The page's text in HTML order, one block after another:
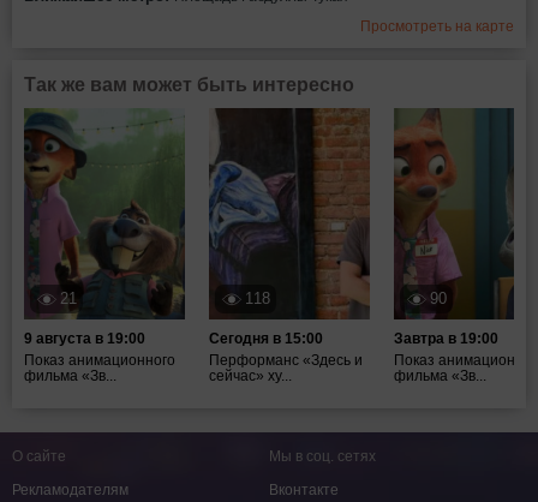
Просмотреть на карте
Так же вам может быть интересно
21
9 августа в 19:00
Показ анимационного
фильма «Зв...
118
Сегодня в 15:00
Перформанс «Здесь и
сейчас» ху...
90
Завтра в 19:00
Показ
фильма «Зв...
О сайте
Рекламодателям
Мы в соц. сетях
Вконтакте